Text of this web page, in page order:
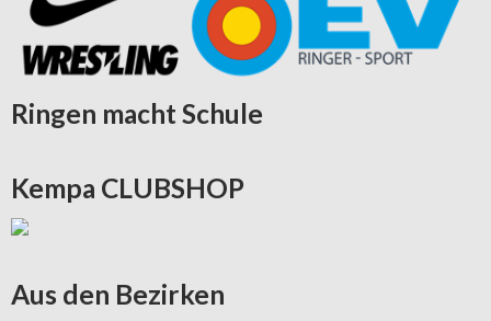
Ringen macht Schule
Kempa CLUBSHOP
Aus den Bezirken